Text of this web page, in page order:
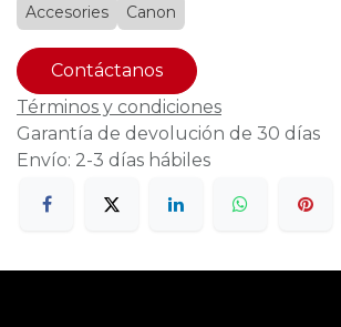
Accesories Canon
Contáctanos
Términos y condiciones
Garantía de devolución de 30 días
Envío: 2-3 días hábiles